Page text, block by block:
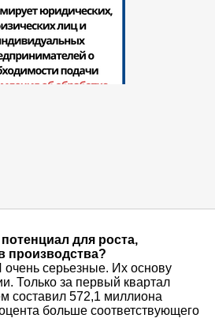
для роста,
производства?
серьезные. Их основу
Только за первый квартал
составил 572,1 миллиона
больше соответствующего